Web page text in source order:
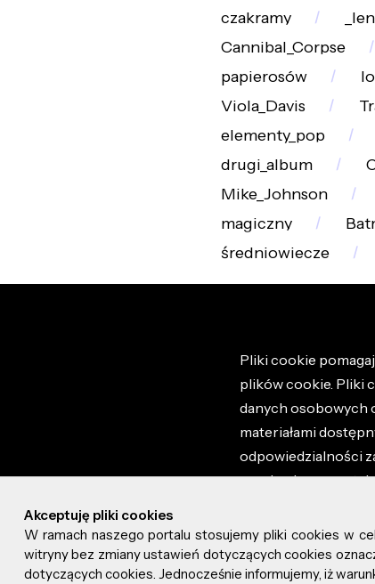
czakramy
Cannibal_Corpse
papierosów
Viola_Davis
elementy_pop
drugi_album
Mike_Johnson
magiczny
średniowiecze
Pliki cookie
plików cookie. Pliki
danych osobowych
materiałami
odpowiedzialności
regulaminem
© 2026 altao.pl.
0.067
Akceptuję pliki cookies
W ramach naszego portalu stosujemy pliki cookies w
witryny bez zmiany ustawień dotyczących cookies
dotyczących cookies. Jednocześnie informujemy, iż